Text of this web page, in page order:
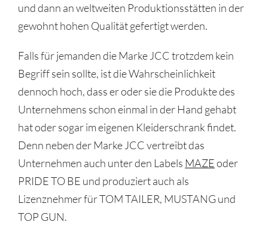
und dann an weltweiten Produktionsstätten in der
gewohnt hohen Qualität gefertigt werden.
Falls für jemanden die Marke JCC trotzdem kein
Begriff sein sollte, ist die Wahrscheinlichkeit
dennoch hoch, dass er oder sie die Produkte des
Unternehmens schon einmal in der Hand gehabt
hat oder sogar im eigenen Kleiderschrank findet.
Denn neben der Marke JCC vertreibt das
Unternehmen auch unter den Labels MAZEoder
PRIDE TO BE und produziert auch als
Lizenznehmer für TOM TAILER, MUSTANG und
TOP GUN.